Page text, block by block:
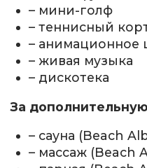
– мини-голф
– теннисный
– анимационное
– живая музыка
– дискотека
За
– сауна (Beach
– массаж (Beach